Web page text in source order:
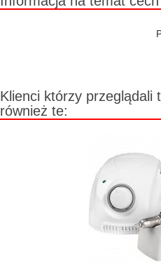
Klienci którzy przeglądali
również te: